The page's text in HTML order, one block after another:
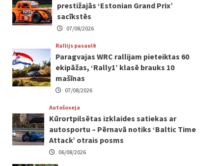
prestižajās ‘Estonian Grand Prix’
sacīkstēs
07/08/2026
Rallijs pasaulē
Paragvajas WRC rallijam pieteiktas 60
ekipāžas, ‘Rally1’ klasē brauks 10
mašīnas
07/08/2026
Autošoseja
Kūrortpilsētas izklaides satiekas ar
autosportu – Pērnavā notiks ‘Baltic Time
Attack’ otrais posms
06/08/2026